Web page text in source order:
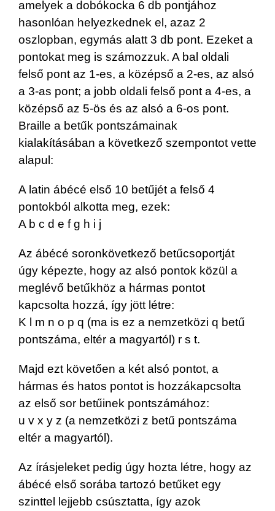
amelyek a dobókocka 6 db pontjához
hasonlóan helyezkednek el, azaz 2
oszlopban, egymás alatt 3 db pont. Ezeket a
pontokat meg is számozzuk. A bal oldali
felső pont az 1-es, a középső a 2-es, az alsó
a 3-as pont; a jobb oldali felső pont a 4-es, a
középső az 5-ös és az alsó a 6-os pont.
Braille a betűk pontszámainak
kialakításában a következő szempontot vette
alapul:
A latin ábécé első 10 betűjét a felső 4
pontokból alkotta meg, ezek:
A b c d e f g h i j
Az ábécé soronkövetkező betűcsoportját
úgy képezte, hogy az alsó pontok közül a
meglévő betűkhöz a hármas pontot
kapcsolta hozzá, így jött létre:
K l m n o p q (ma is ez a nemzetközi q betű
pontszáma, eltér a magyartól) r s t.
Majd ezt követően a két alsó pontot, a
hármas és hatos pontot is hozzákapcsolta
az első sor betűinek pontszámához:
u v x y z (a nemzetközi z betű pontszáma
eltér a magyartól).
Az írásjeleket pedig úgy hozta létre, hogy az
ábécé első sorába tartozó betűket egy
szinttel lejjebb csúsztatta, így azok